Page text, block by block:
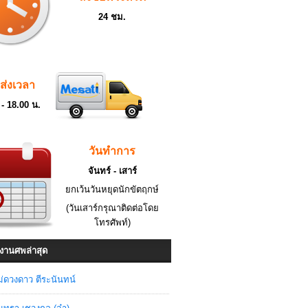
24 ชม.
งเวลา
18.00 น.
วันทำการ
จันทร์ - เสาร์
ยกเว้นวันหยุดนักขัตฤกษ์
(วันเสาร์กรุณาติดต่อโดย
โทรศัพท์)
านศพล่าสุด
วงดาว ตีระนันทน์